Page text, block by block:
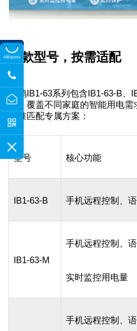
三款型号，按需适配
东鸿IB1-63系列包含IB1-63-B、
号，覆盖不同家庭的智能用电
精准匹配专属方案：
型号 核心功能
IB1-63-B 手机远程控制、
IB1-63-M
手机远程控制、
实时监控用电量
手机远程控制、